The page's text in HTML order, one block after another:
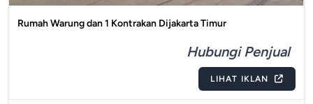
Rumah Warung dan 1 Kontrakan Dijakarta Timur
Hubungi Penjual
LIHAT IKLAN